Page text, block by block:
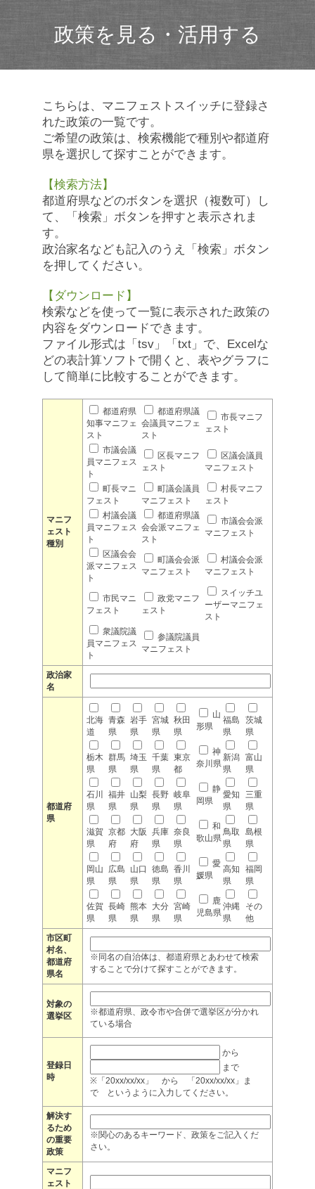
政策を見る・活用する
こちらは、マニフェストスイッチに登録さ
れた政策の一覧です。
ご希望の政策は、検索機能で種別や都道府
県を選択して探すことができます。
【検索方法】
都道府県などのボタンを選択（複数可）し
て、「検索」ボタンを押すと表示されま
す。
政治家名なども記入のうえ「検索」ボタン
を押してください。
【ダウンロード】
検索などを使って一覧に表示された政策の
内容をダウンロードできます。
ファイル形式は「tsv」「txt」で、Excelな
どの表計算ソフトで開くと、表やグラフに
して簡単に比較することができます。
マニフ
ェスト
種別
都道府県
知事マニフェ
スト
都道府県議
会議員マニフェ
スト
市長マニフ
ェスト
市議会議
員マニフェス
ト
区長マニフ
ェスト
区議会議員
マニフェスト
町長マニ
フェスト
町議会議員
マニフェスト
村長マニフ
ェスト
村議会議
員マニフェス
ト
都道府県議
会会派マニフェ
スト
市議会会派
マニフェスト
区議会会
派マニフェス
ト
町議会会派
マニフェスト
村議会会派
マニフェスト
市民マニ
フェスト
政党マニフ
ェスト
スイッチユ
ーザーマニフェ
スト
衆議院議
員マニフェス
ト
参議院議員
マニフェスト
政治家
名
都道府
県
北海
道
青森
県
岩手
県
宮城
県
秋田
県
山
形県
福島
県
茨城
県
栃木
県
群馬
県
埼玉
県
千葉
県
東京
都
神
奈川県
新潟
県
富山
県
石川
県
福井
県
山梨
県
長野
県
岐阜
県
静
岡県
愛知
県
三重
県
滋賀
県
京都
府
大阪
府
兵庫
県
奈良
県
和
歌山県
鳥取
県
島根
県
岡山
県
広島
県
山口
県
徳島
県
香川
県
愛
媛県
高知
県
福岡
県
佐賀
県
長崎
県
熊本
県
大分
県
宮崎
県
鹿
児島県
沖縄
県
その
他
市区町
村名、
都道府
県名
※同名の自治体は、都道府県とあわせて検索
することで分けて探すことができます。
対象の
選挙区
※都道府県、政令市や合併で選挙区が分かれ
ている場合
登録日
時
から
まで
※「20xx/xx/xx」 から 「20xx/xx/xx」ま
で というように入力してください。
解決す
るため
の重要
政策
※関心のあるキーワード、政策をご記入くだ
さい。
マニフ
ェスト